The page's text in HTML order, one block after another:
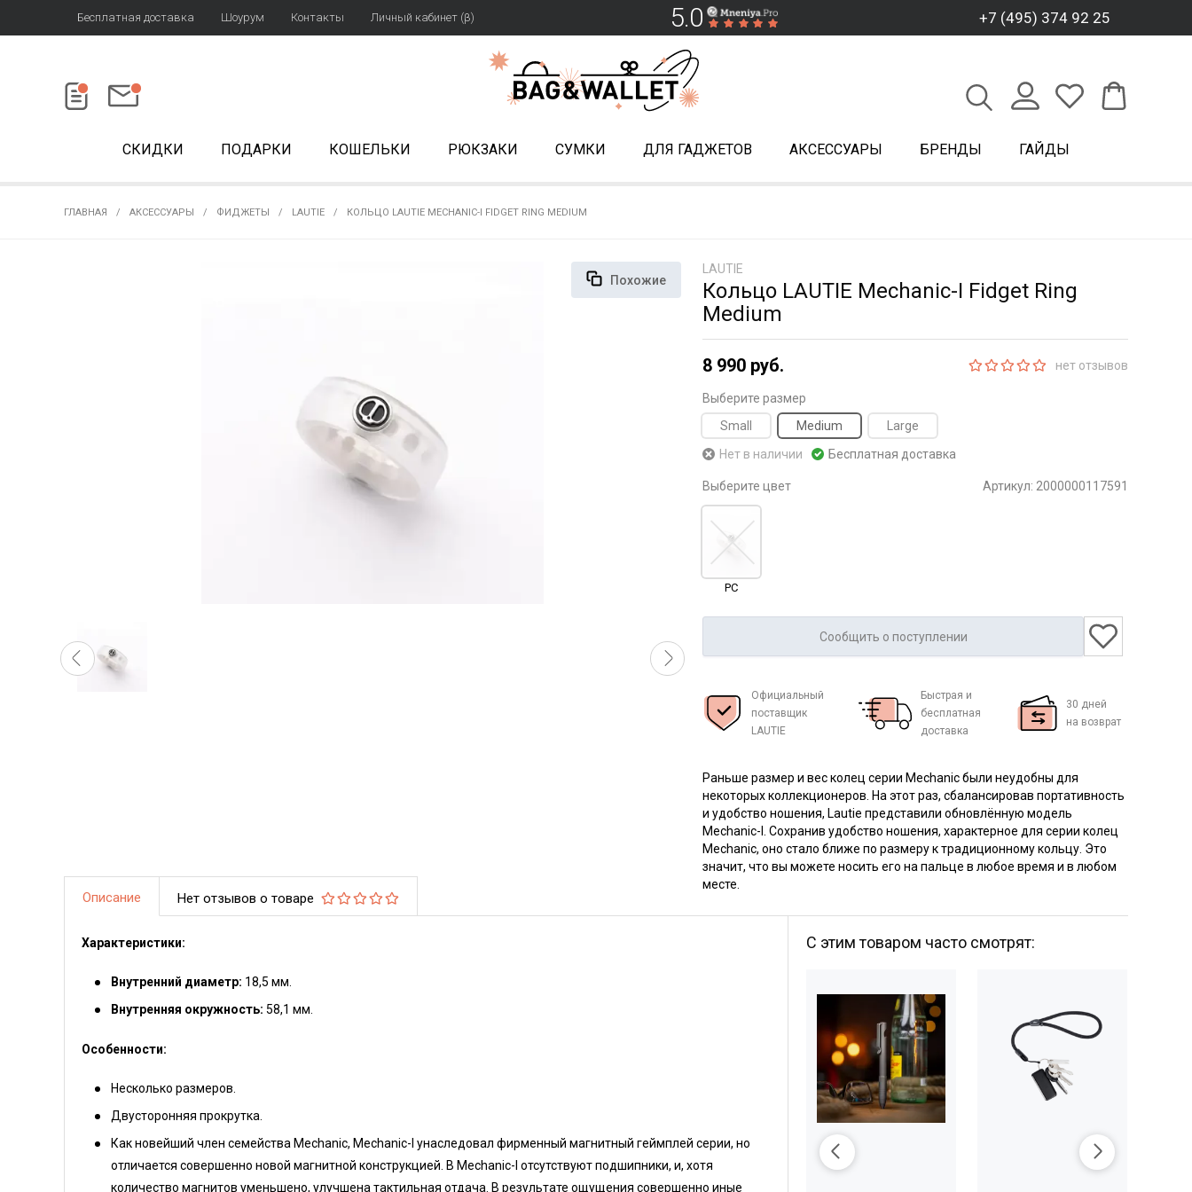
Бесплатная доставка Шоурум Контакты Личный кабинет (β) 5.0 +7 (495) 374 92 25
СКИДКИ ПОДАРКИ КОШЕЛЬКИ РЮКЗАКИ СУМКИ ДЛЯ ГАДЖЕТОВ АКСЕССУАРЫ БРЕНДЫ ГАЙДЫ
ГЛАВНАЯ АКСЕССУАРЫ ФИДЖЕТЫ LAUTIE КОЛЬЦО LAUTIE MECHANIC-I FIDGET RING MEDIUM
Похожие
LAUTIE
Кольцо LAUTIE Mechanic-I Fidget Ring
Medium
8 990 руб. нет отзывов
Выберите размер
Medium
Large
Small
Нет в наличии
Бесплатная доставка
Выберите цвет Артикул: 2000000117591
PC
Сообщить о поступлении
Официальный
поставщик
LAUTIE
Быстрая и
бесплатная
доставка
30 дней
на возврат
Раньше размер и вес колец серии Mechanic были неудобны для
некоторых коллекционеров. На этот раз, сбалансировав портативность
и удобство ношения, Lautie представили обновлённую модель
Mechanic-I. Сохранив удобство ношения, характерное для серии колец
Mechanic, оно стало ближе по размеру к традиционному кольцу. Это
значит, что вы можете носить его на пальце в любое время и в любом
месте.
Описание Нет отзывов о товаре
Характеристики:
Внутренний диаметр: 18,5 мм.
Внутренняя окружность: 58,1 мм.
Особенности:
Несколько размеров.
Двусторонняя прокрутка.
Как новейший член семейства Mechanic, Mechanic-I унаследовал фирменный магнитный геймплей серии, но
отличается совершенно новой магнитной конструкцией. В Mechanic-I отсутствуют подшипники, и, хотя
количество магнитов уменьшено, улучшена тактильная отдача. В результате ощущения совершенно иные
С этим товаром часто смотрят: